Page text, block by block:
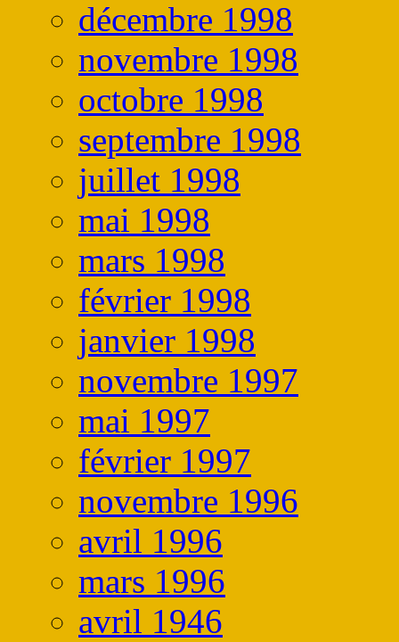
décembre 1998
novembre 1998
octobre 1998
septembre 1998
juillet 1998
mai 1998
mars 1998
février 1998
janvier 1998
novembre 1997
mai 1997
février 1997
novembre 1996
avril 1996
mars 1996
avril 1946